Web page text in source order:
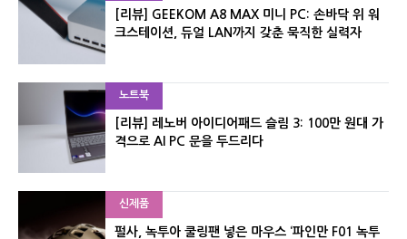
[리뷰] GEEKOM A8 MAX 미니 PC: 손바닥 위 워
크스테이션, 듀얼 LAN까지 갖춘 묵직한 실력자
노트북
[리뷰] 레노버 아이디어패드 슬림 3: 100만 원대 가
격으로 AI PC 문을 두드리다
신제품
펄사, 녹투아 쿨링팬 넣은 마우스 ‘파인만 F01 녹투